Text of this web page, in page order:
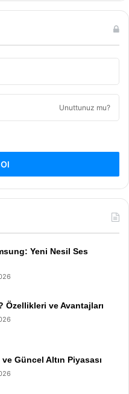
Unuttunuz mu?
Yeni Nesil Ses
Özellikleri ve Avantajları
Güncel Altın Piyasası